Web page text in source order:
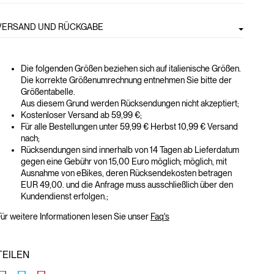
UND RÜCKGABE
Die folgenden Größen beziehen sich auf italienische Größen.
Die korrekte Größenumrechnung entnehmen Sie bitte der
Größentabelle.
Aus diesem Grund werden Rücksendungen nicht akzeptiert;
Kostenloser Versand ab 59,99 €;
Für alle Bestellungen unter 59,99 € Herbst 10,99 € Versand
nach;
Rücksendungen sind innerhalb von 14 Tagen ab Lieferdatum
gegen eine Gebühr von 15,00 Euro möglich; möglich, mit
Ausnahme von eBikes, deren Rücksendekosten betragen
EUR 49,00. und die Anfrage muss ausschließlich über den
Kundendienst erfolgen.;
weitere Informationen lesen Sie unser Faq's